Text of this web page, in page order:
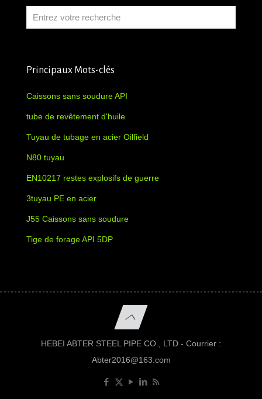
Principaux Mots-clés
Caissons sans soudure API
tube de revêtement d'huile
Tuyau de tubage en acier Oilfield
N80 tuyau
EN10217 restes explosifs de guerre
3tuyau PE en acier
J55 Caissons sans soudure
Tige de forage API 5DP
HEBEI ABTER STEEL PIPE CO., LTD - Courrier :
Abter2016@163.com